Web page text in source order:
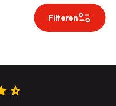
Filteren